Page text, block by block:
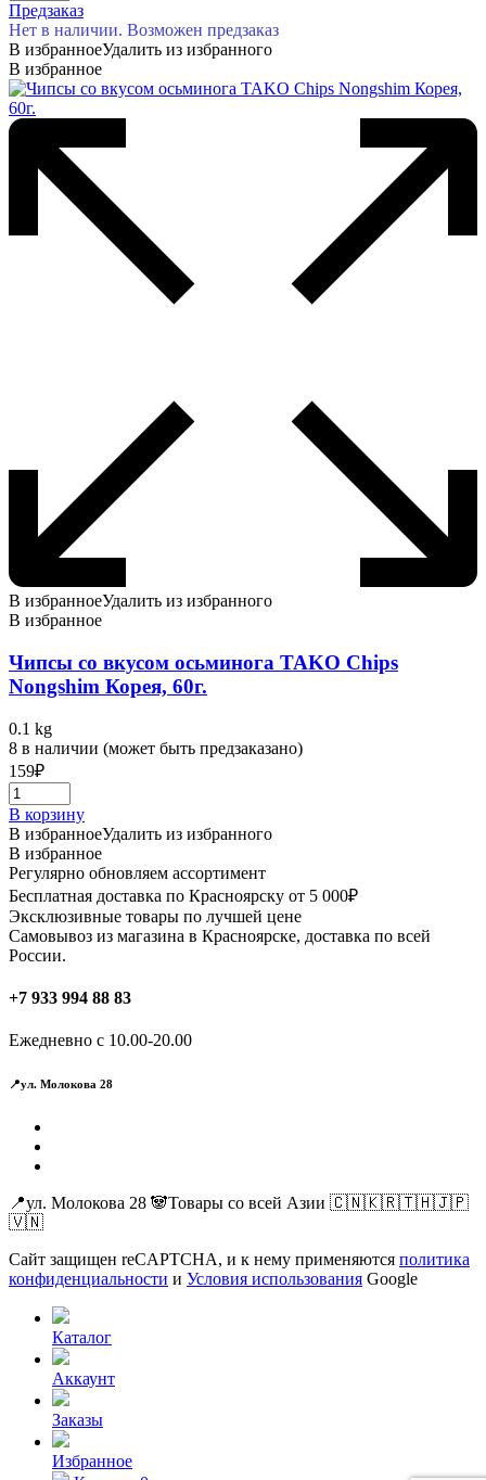
Предзаказ
Нет в наличии. Возможен предзаказ
В избранноеУдалить из избранного
В избранное
В избранноеУдалить из избранного
В избранное
Чипсы со вкусом осьминога TAKO Chips
Nongshim Корея, 60г.
0.1 kg
8 в наличии (может быть предзаказано)
159₽
В корзину
В избранноеУдалить из избранного
В избранное
Регулярно обновляем ассортимент
Бесплатная доставка по Красноярску от 5 000₽
Эксклюзивные товары по лучшей цене
Самовывоз из магазина в Красноярске, доставка по всей
России.
+7 933 994 88 83
Ежедневно с 10.00-20.00
📍ул. Молокова 28
📍ул. Молокова 28 🐼Товары со всей Азии 🇨🇳🇰🇷🇹🇭🇯🇵
🇻🇳
Сайт защищен reCAPTCHA, и к нему применяются политика
конфиденциальности и Условия использования Google
Каталог
Аккаунт
Заказы
Избранное